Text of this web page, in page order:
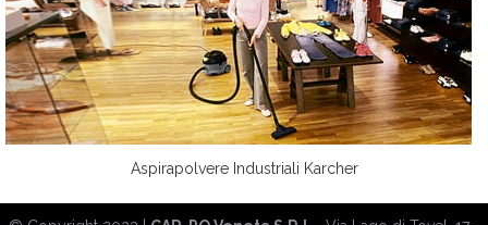
Aspirapolvere Industriali Karcher